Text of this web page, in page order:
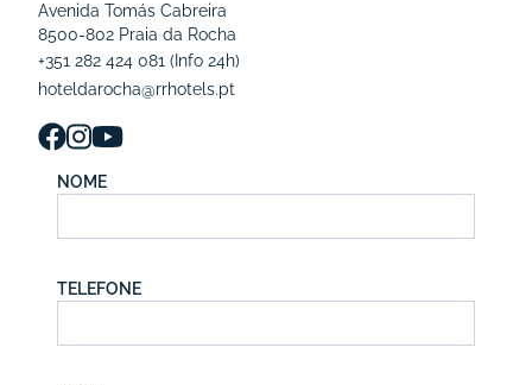
Avenida Tomás Cabreira
8500-802 Praia da Rocha
+351 282 424 081 (Info 24h)
hoteldarocha@rrhotels.pt
NOME
TELEFONE